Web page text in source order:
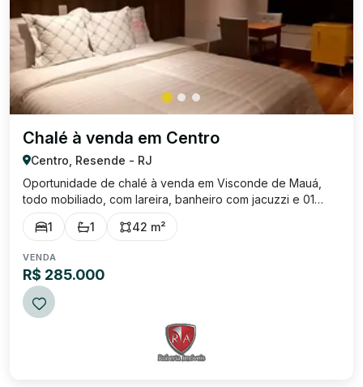
Chalé à venda em Centro
Centro, Resende - RJ
Oportunidade de chalé à venda em Visconde de Mauá,
todo mobiliado, com lareira, banheiro com jacuzzi e 01
vaga de garagem. Excelente localização, bem arejado e
com uma linda vista para a Serra, fica localizado no Centro
1 1 42 m²
VENDA
R$ 285.000